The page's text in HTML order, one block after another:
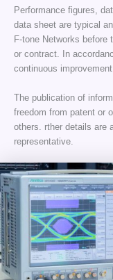
Performance figures,
data sheet are typical
F-tone Networks before
or contract. In
continuous
The publication of
freedom from patent or
others. rther details are
representative.